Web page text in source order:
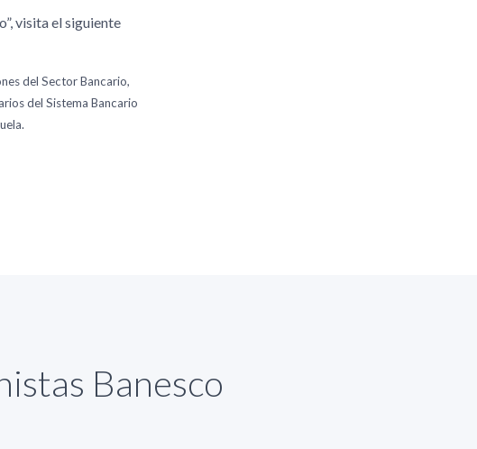
visita el siguiente
del Sector Bancario,
del Sistema Bancario
Banesco